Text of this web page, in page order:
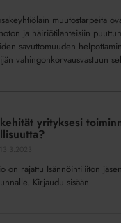
muutostarpeita
ja häiriötilanteisiin
savuttomuuden
vahingonkorvausvastuun
yrityksesi
on rajattu Isännöintiliiton
Kirjaudu sisään